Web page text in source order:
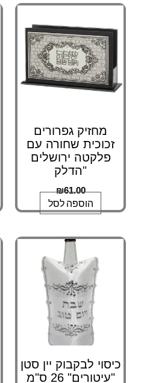
מחזיק גפרורים
זכוכית שחורה עם
פלקטה ירושלים
"הדלק
₪61.00
הוספה לסל
כיסוי לבקבוק יין סטן
"עיטורים" 26 ס"מ